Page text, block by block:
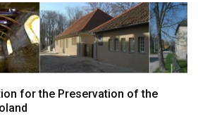
for the Preservation of the